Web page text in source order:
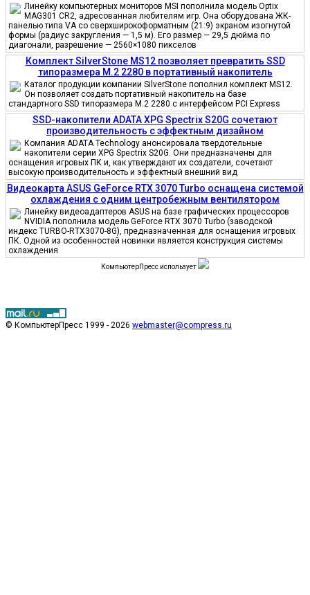
Линейку компьютерных мониторов MSI пополнила модель Optix
MAG301 CR2, адресованная любителям игр. Она оборудована ЖК-
панелью типа VA со сверхширокоформатным (21:9) экраном изогнутой
формы (радиус закругления — 1,5 м). Его размер — 29,5 дюйма по
диагонали, разрешение — 2560×1080 пикселов
Комплект SilverStone MS12 позволяет превратить SSD
типоразмера M.2 2280 в портативный накопитель
Каталог продукции компании SilverStone пополнил комплект MS12.
Он позволяет создать портативный накопитель на базе
стандартного SSD типоразмера M.2 2280 с интерфейсом PCI Express
SSD-накопители ADATA XPG Spectrix S20G сочетают
производительность с эффектным дизайном
Компания ADATA Technology анонсировала твердотельные
накопители серии XPG Spectrix S20G. Они предназначены для
оснащения игровых ПК и, как утверждают их создатели, сочетают
высокую производительность и эффектный внешний вид
Видеокарта ASUS GeForce RTX 3070 Turbo оснащена системой
охлаждения с одним центробежным вентилятором
Линейку видеоадаптеров ASUS на базе графических процессоров
NVIDIA пополнила модель GeForce RTX 3070 Turbo (заводской
индекс TURBO-RTX3070-8G), предназначенная для оснащения игровых
ПК. Одной из особенностей новинки является конструкция системы
охлаждения
КомпьютерПресс использует
© КомпьютерПресс 1999 - 2026 webmaster@compress.ru